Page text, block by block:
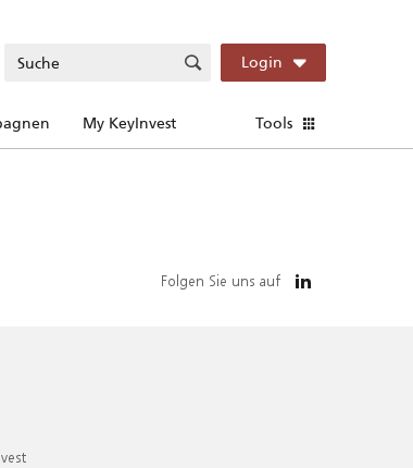
Login
My KeyInvest Tools
Folgen Sie uns auf